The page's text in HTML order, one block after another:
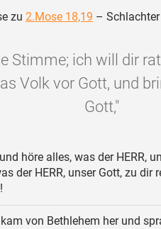
zu 2.Mose 18,19 –
Stimme; ich will dir
Volk vor Gott, und
Gott,"
höre alles, was der HERR,
der HERR, unser Gott, zu dir
von Bethlehem her und